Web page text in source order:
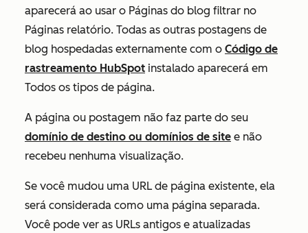
aparecerá ao usar o Páginas do blog filtrar no
Páginas relatório. Todas as outras postagens de
blog hospedadas externamente com o Código de
rastreamento HubSpot instalado aparecerá em
Todos os tipos de página.
A página ou postagem não faz parte do seu
domínio de destino ou domínios de site e não
recebeu nenhuma visualização.
Se você mudou uma URL de página existente, ela
será considerada como uma página separada.
Você pode ver as URLs antigos e atualizadas